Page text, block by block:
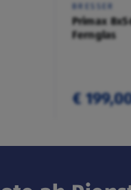
BRESSER
Primax
Fernglas
€